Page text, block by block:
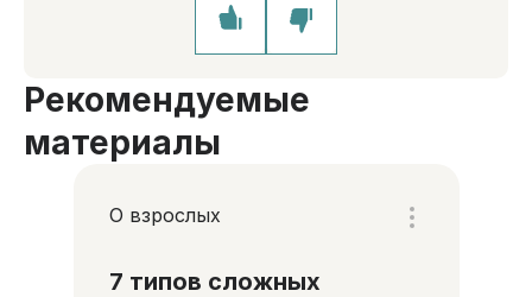
Рекомендуемые
материалы
О взрослых
7 типов сложных